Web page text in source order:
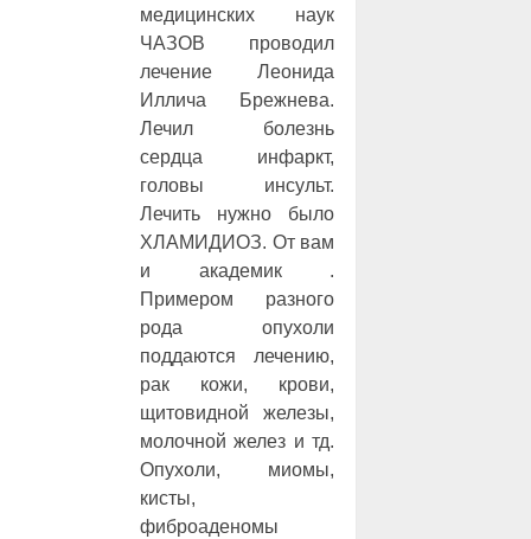
медицинских наук
ЧАЗОВ проводил
лечение Леонида
Иллича Брежнева.
Лечил болезнь
сердца инфаркт,
головы инсульт.
Лечить нужно было
ХЛАМИДИОЗ. От вам
и академик .
Примером разного
рода опухоли
поддаются лечению,
рак кожи, крови,
щитовидной железы,
молочной желез и тд.
Опухоли, миомы,
кисты,
фиброаденомы